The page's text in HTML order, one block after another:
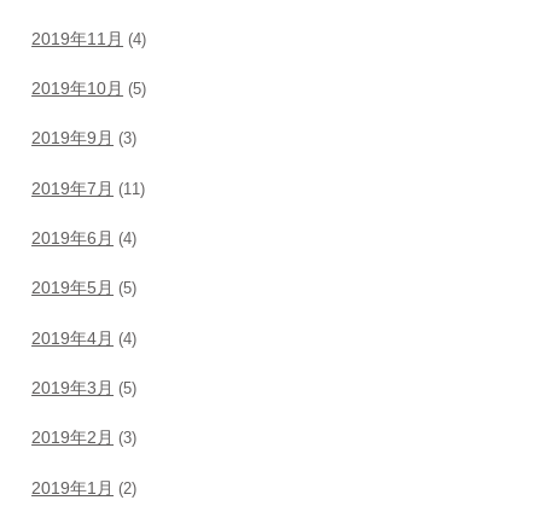
2019年11月 (4)
2019年10月 (5)
2019年9月 (3)
2019年7月 (11)
2019年6月 (4)
2019年5月 (5)
2019年4月 (4)
2019年3月 (5)
2019年2月 (3)
2019年1月 (2)